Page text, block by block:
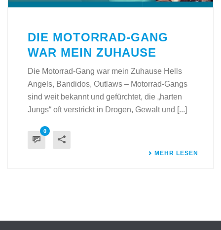
DIE MOTORRAD-GANG
WAR MEIN ZUHAUSE
Die Motorrad-Gang war mein Zuhause Hells
Angels, Bandidos, Outlaws – Motorrad-Gangs
sind weit bekannt und gefürchtet, die „harten
Jungs“ oft verstrickt in Drogen, Gewalt und [...]
0
MEHR LESEN